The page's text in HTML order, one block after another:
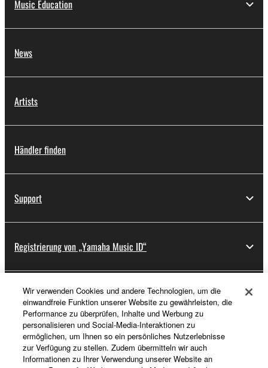
Music Education
News
Artists
Händler finden
Support
Registrierung von „Yamaha Music ID“
Über Yamaha
Deutschland - German
Business
Wir verwenden Cookies und andere Technologien, um die
einwandfreie Funktion unserer Website zu gewährleisten, die
Performance zu überprüfen, Inhalte und Werbung zu
personalisieren und Social-Media-Interaktionen zu
ermöglichen, um Ihnen so ein persönliches Nutzerlebnisse
zur Verfügung zu stellen. Zudem übermitteln wir auch
Informationen zu Ihrer Verwendung unserer Website an